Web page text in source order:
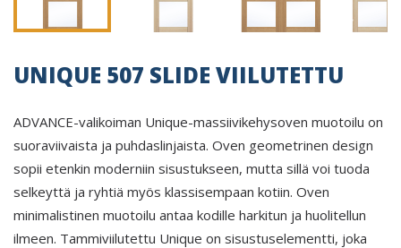
UNIQUE 507 SLIDE VIILUTETTU
ADVANCE-valikoiman Unique-massiivikehysoven muotoilu on
suoraviivaista ja puhdaslinjaista. Oven geometrinen design
sopii etenkin moderniin sisustukseen, mutta sillä voi tuoda
selkeyttä ja ryhtiä myös klassisempaan kotiin. Oven
minimalistinen muotoilu antaa kodille harkitun ja huolitellun
ilmeen. Tammiviilutettu Unique on sisustuselementti, joka